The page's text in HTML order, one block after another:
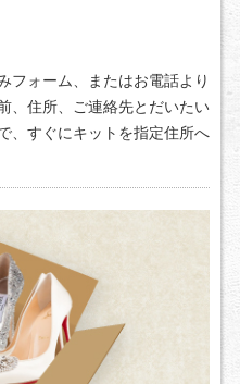
フォーム、またはお電話より
、住所、ご連絡先とだいたい
、すぐにキットを指定住所へ